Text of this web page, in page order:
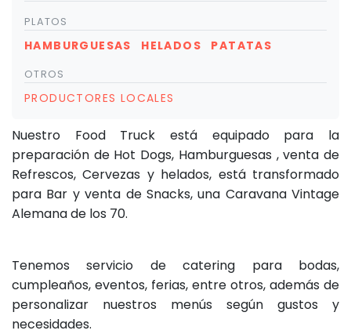
PLATOS
HAMBURGUESAS HELADOS PATATAS
OTROS
PRODUCTORES LOCALES
Nuestro Food Truck está equipado para la
preparación de Hot Dogs, Hamburguesas , venta de
Refrescos, Cervezas y helados, está transformado
para Bar y venta de Snacks, una Caravana Vintage
Alemana de los 70.
Tenemos servicio de catering para bodas,
cumpleaños, eventos, ferias, entre otros, además de
personalizar nuestros menús según gustos y
necesidades.